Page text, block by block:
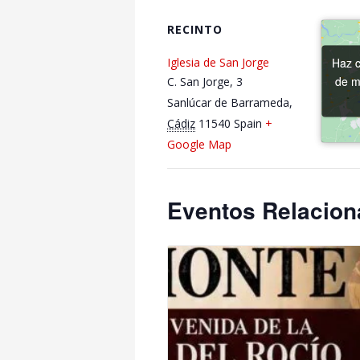
RECINTO
Iglesia de San Jorge
C. San Jorge, 3
Sanlúcar de Barrameda,
Cádiz 11540 Spain +
Google Map
Haz
de
Haz
de
Eventos